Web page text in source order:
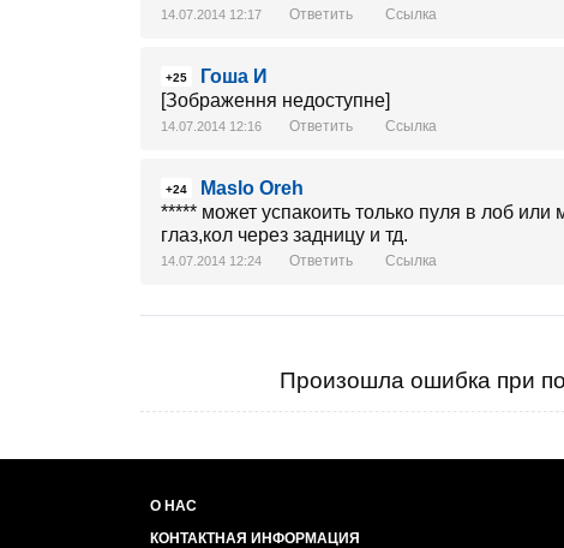
14.07.2014 12:17 Ответить Ссылка
+25
Гоша И
[Зображення недоступне]
14.07.2014 12:16 Ответить Ссылка
+24
Maslo Oreh
***** может успакоить только пуля в лоб
глаз,кол через задницу и тд.
14.07.2014 12:24 Ответить Ссылка
Произошла ошибка при
О НАС
КОНТАКТНАЯ ИНФОРМАЦИЯ